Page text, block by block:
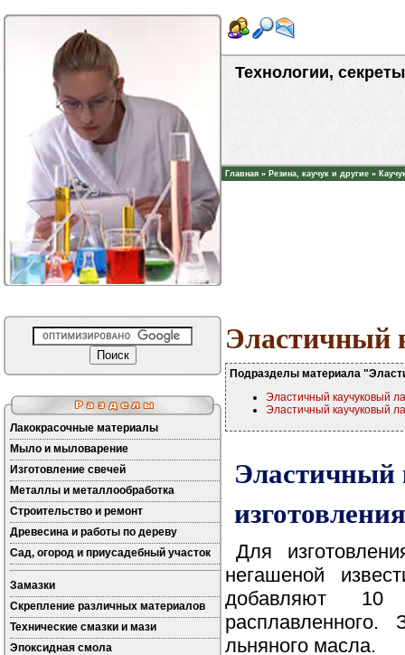
Технологии,
Главная » Резина, каучук и другие »
Лакокрасочные материалы
Мыло и мыловарение
Изготовление свечей
Металлы и металлообработка
Строительство и ремонт
Древесина и работы по дереву
Сад, огород и приусадебный участок
Замазки
Скрепление различных материалов
Технические смазки и мази
Эпоксидная смола
Эластичный
Подразделы материала
Эластичный каучуковый
Эластичный каучуковый
Эластичный
изготовления
Для
негашеной
добавляют 10
льняного масла.